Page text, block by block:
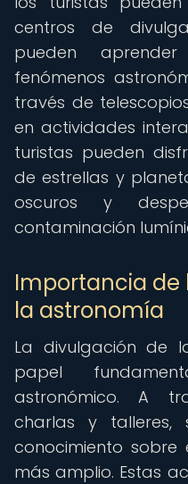
centros de
pueden
fenómenos
través de
en actividades
turistas pueden
de estrellas y
oscuros y
contaminación
Importancia de
la astronomía
La divulgación de
papel
astronómico. A
charlas y talleres,
conocimiento
más amplio. Estas